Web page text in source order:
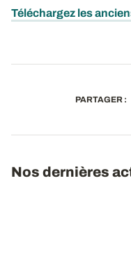
Téléchargez les
PARTAGER :
Nos dernières